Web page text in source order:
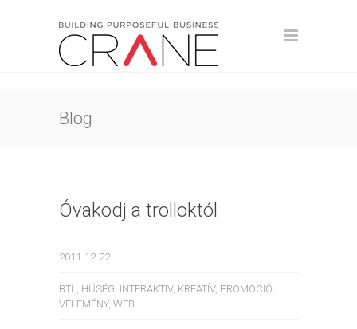
Blog
Óvakodj a trolloktól
2011-12-22
BTL, HŰSÉG, INTERAKTÍV, KREATÍV, PROMÓCIÓ,
VÉLEMÉNY, WEB